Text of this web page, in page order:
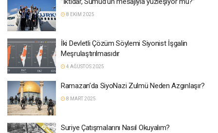
8 EKIM 2025
İki Devletli Çözüm Söylemi Siyonist İşgalin
Meşrulaştırılmasıdır
4 AĞUSTOS 2025
Ramazan’da SiyoNazi Zulmü Neden Azgınlaşır?
8 MART 2025
Suriye Çatışmalarını Nasıl Okuyalım?